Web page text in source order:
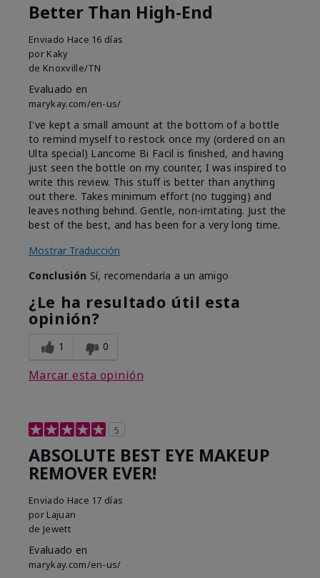
Better Than High-End
Enviado Hace 16 días
por Kaky
de Knoxville/TN
Evaluado en
marykay.com/en-us/
I've kept a small amount at the bottom of a bottle
to remind myself to restock once my (ordered on an
Ulta special) Lancome Bi Facil is finished, and having
just seen the bottle on my counter, I was inspired to
write this review. This stuff is better than anything
out there. Takes minimum effort (no tugging) and
leaves nothing behind. Gentle, non-irritating. Just the
best of the best, and has been for a very long time.
Mostrar Traducción
Conclusión Sí, recomendaría a un amigo
¿Le ha resultado útil esta
opinión?
1 0
Marcar esta opinión
5
ABSOLUTE BEST EYE MAKEUP
REMOVER EVER!
Enviado Hace 17 días
por Lajuan
de Jewett
Evaluado en
marykay.com/en-us/